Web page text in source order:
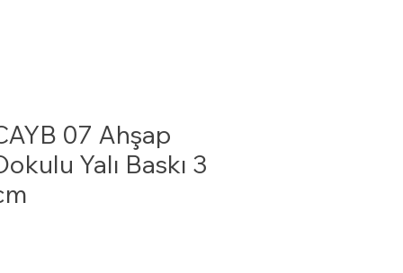
07 Ahşap
Yalı Baskı 3